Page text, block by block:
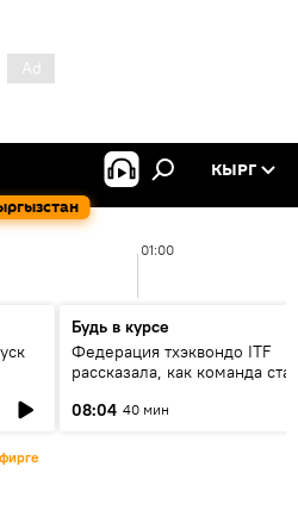
КЫРГ
01:00
Будь в курсе
Федерация тхэквондо ITF
рассказала, как команда
08:04 40 мин